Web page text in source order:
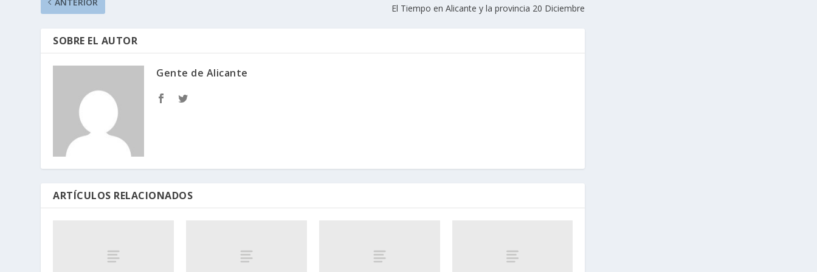
El Tiempo en Alicante y la provincia 20 Diciembre
SOBRE EL AUTOR
Gente de Alicante
ARTÍCULOS RELACIONADOS